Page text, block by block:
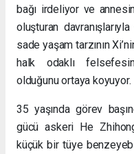
bağı irdeliyor ve
oluşturan
sade yaşam tarzının
halk odaklı
olduğunu ortaya koyuyor.
35 yaşında görev
gücü askeri He
küçük bir tüye